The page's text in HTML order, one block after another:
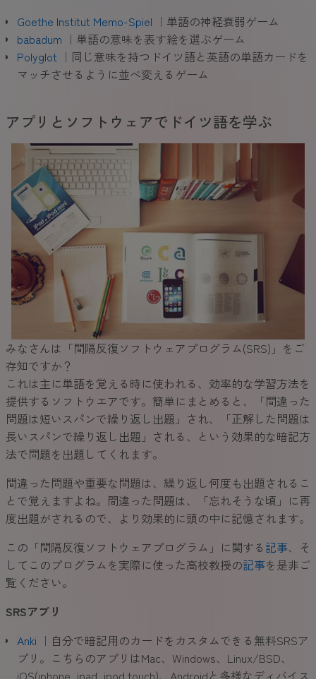
Goethe Institut Memo-Spiel ｜単語の神経衰弱ゲーム
babadum ｜単語の意味を表す絵を選ぶゲーム
Polyglot ｜同じ意味を持つドイツ語と英語の単語カードを
マッチさせるように並べ変えるゲーム
アプリとソフトウェアでドイツ語を学ぶ
みなさんは「間隔反復ソフトウェアプログラム(SRS)」をご
存知ですか？
これは主に単語を覚える時に使われる、効率的な学習方法を
提供するソフトウエアです。簡単にまとめると、「間違った
問題は短いスパンで繰り返し出題」され、「正解した問題は
長いスパンで繰り返し出題」される、という効果的な暗記方
法で問題を出題してくれます。
間違った問題や重要な問題は、繰り返し何度も出題されるこ
とで覚えますよね。間違った問題は、「忘れそうな頃」に再
度出題がされるので、より効果的に頭の中に記憶されます。
この「間隔反復ソフトウェアプログラム」に関する 記事、そ
してこのプログラムを実際に使った高校教授の記事を是非ご
覧ください。
SRSアプリ
Anki ｜自分で暗記用のカードをカスタムできる無料SRSア
プリ。こちらのアプリはMac、Windows、Linux/BSD、
iOS(iphone, ipad, ipod touch)、Androidと多様なディバイス